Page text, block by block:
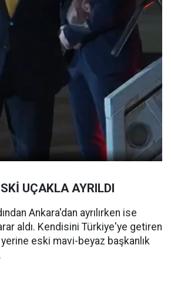
UÇAKLA AYRILDI
Ankara'dan ayrılırken ise
aldı. Kendisini Türkiye'ye getiren
eski mavi-beyaz başkanlık